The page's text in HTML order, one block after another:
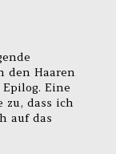
den Haaren
Eine
zu, dass ich
auf das